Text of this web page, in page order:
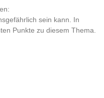
sein kann. In
Punkte zu diesem Thema.